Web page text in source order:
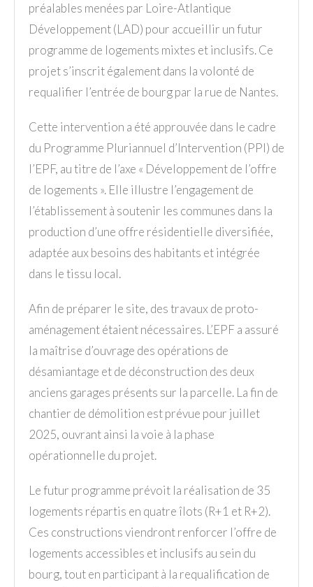
préalables menées par Loire-Atlantique
Développement (LAD) pour accueillir un futur
programme de logements mixtes et inclusifs. Ce
projet s’inscrit également dans la volonté de
requalifier l’entrée de bourg par la rue de Nantes.
Cette intervention a été approuvée dans le cadre
du Programme Pluriannuel d’Intervention (PPI) de
l’EPF, au titre de l’axe « Développement de l’offre
de logements ». Elle illustre l’engagement de
l’établissement à soutenir les communes dans la
production d’une offre résidentielle diversifiée,
adaptée aux besoins des habitants et intégrée
dans le tissu local.
Afin de préparer le site, des travaux de proto-
aménagement étaient nécessaires. L’EPF a assuré
la maîtrise d’ouvrage des opérations de
désamiantage et de déconstruction des deux
anciens garages présents sur la parcelle. La fin de
chantier de démolition est prévue pour juillet
2025, ouvrant ainsi la voie à la phase
opérationnelle du projet.
Le futur programme prévoit la réalisation de 35
logements répartis en quatre îlots (R+1 et R+2).
Ces constructions viendront renforcer l’offre de
logements accessibles et inclusifs au sein du
bourg, tout en participant à la requalification de